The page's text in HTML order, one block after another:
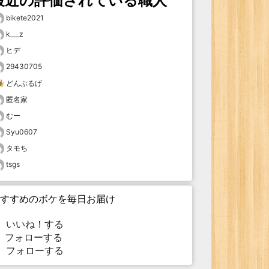
bikete2021
k___z
ヒデ
29430705
どんぶるげ
匿名家
むー
Syu0607
タモち
tsgs
すめのボケを毎日お届け
いいね！する
ォローする
フォローする